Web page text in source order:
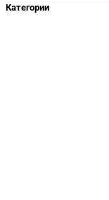
Категории